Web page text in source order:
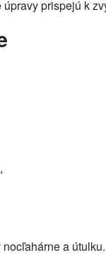
prispejú k
a